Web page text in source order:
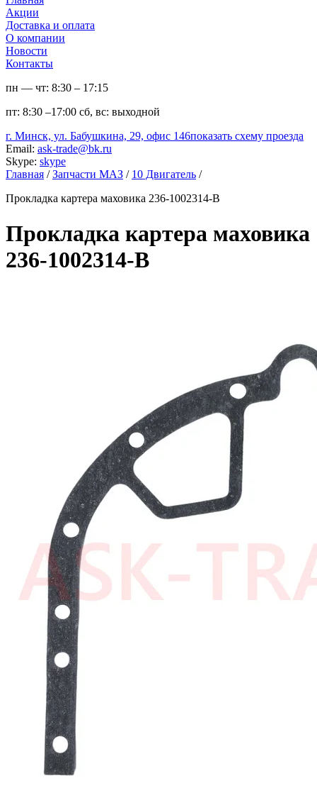
Акции
Доставка и оплата
О компании
Новости
Контакты
пн — чт: 8:30 – 17:15
пт: 8:30 –17:00 сб, вс: выходной
г. Минск, ул. Бабушкина, 29, офис 146показать схему проезда
Email: ask-trade@bk.ru
Skype: skype
Главная / Запчасти МАЗ / 10 Двигатель /
Прокладка картера маховика 236-1002314-В
Прокладка картера маховика
236-1002314-В